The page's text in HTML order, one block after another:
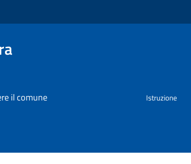
il comune Istruzione